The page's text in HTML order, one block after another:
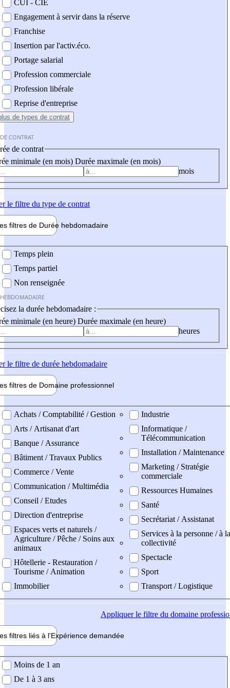
CUI - CIE
Engagement à servir dans la réserve
Franchise
Insertion par l'activ.éco.
Portage salarial
Profession commerciale
Profession libérale
Reprise d'entreprise
de types de contrat
CONTRAT
de contrat
minimale (en mois) Durée maximale (en mois)
mois
le filtre du type de contrat
filtres de Durée hebdomadaire
Temps plein
Temps partiel
Non renseignée
la durée hebdomadaire :
minimale (en heure) Durée maximale (en heure)
heures
le filtre de durée hebdomadaire
filtres de Domaine professionnel
professionel
Achats / Comptabilité / Gestion
Arts / Artisanat d'art
Banque / Assurance
Bâtiment / Travaux Publics
Commerce / Vente
Communication / Multimédia
Conseil / Etudes
Direction d'entreprise
Espaces verts et naturels /
Agriculture / Pêche / Soins aux
animaux
Hôtellerie - Restauration /
Tourisme / Animation
Immobilier
Industrie
Informatique /
Télécommunication
Installation / Maintenance
Marketing / Stratégie
commerciale
Ressources Humaines
Santé
Secrétariat / Assistanat
Services à la personne / à la
collectivité
Spectacle
Sport
Transport / Logistique
Appliquerle filtre du domaine
filtres liés à l'Expérience demandée
demandée
Moins de 1 an
De 1 à 3 ans